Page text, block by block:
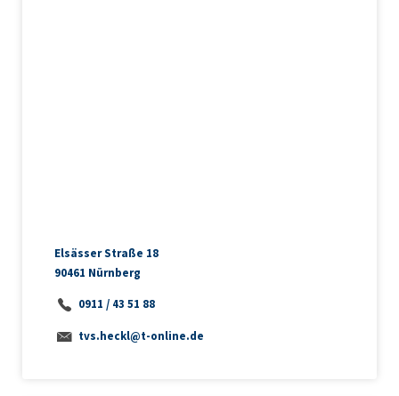
Elsässer Straße 18
90461 Nürnberg
0911 / 43 51 88
tvs.heckl@t-online.de